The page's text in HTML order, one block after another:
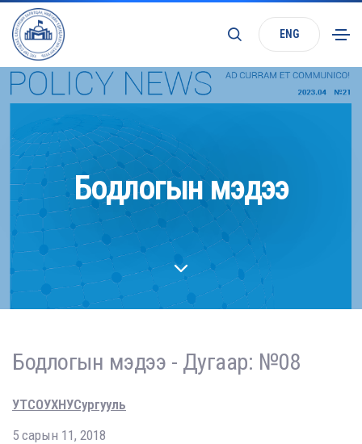
ENG
Бодлогын мэдээ
Бодлогын мэдээ - Дугаар: №08
УТСОУХНУСургууль
5 сарын 11, 2018